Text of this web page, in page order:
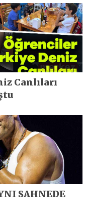
Canlıları
SAHNEDE